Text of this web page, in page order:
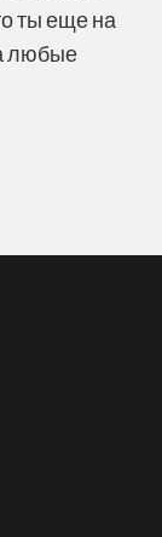
ты еще на
любые